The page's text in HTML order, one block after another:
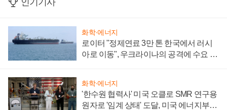
인기기사
화학·에너지
로이터 "정제연료 3만 톤 한국에서 러시
아로 이동", 우크라이나의 공격에 수요 늘
화학·에너지
'한수원 협력사' 미국 오클로 SMR 연구용
원자로 '임계 상태' 도달, 미국 에너지부